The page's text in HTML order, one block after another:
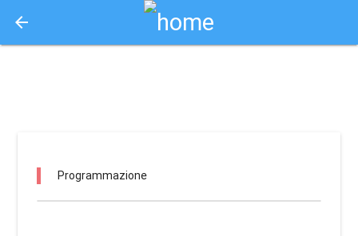
arrow_back
Programmazione